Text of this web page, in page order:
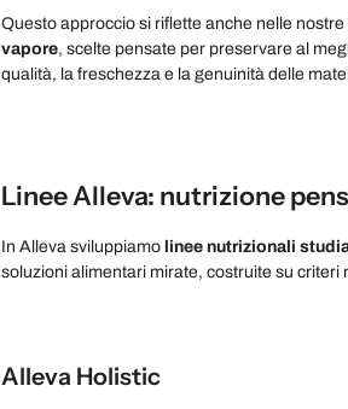
Questo approccio si riflette anche nelle
vapore, scelte pensate per preservare al
qualità, la freschezza e la genuinità delle
Linee Alleva: nutrizione
In Alleva sviluppiamo linee nutrizionali
soluzioni alimentari mirate, costruite su criteri
Alleva Holistic